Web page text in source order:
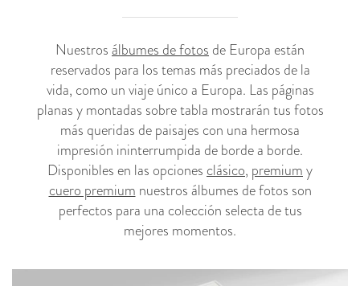
Nuestrosálbumes de fotos de Europa están
reservados para los temas más preciados de la
vida, como un viaje único a Europa. Las páginas
planas y montadas sobre tabla mostrarán tus fotos
más queridas de paisajes con una hermosa
impresión ininterrumpida de borde a borde.
Disponibles en las opciones clásico, premiumy
cuero premium nuestros álbumes de fotos son
perfectos para una colección selecta de tus
mejores momentos.